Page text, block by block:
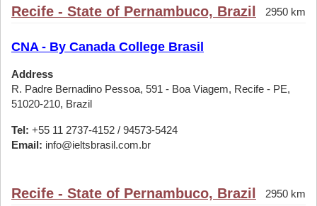
Recife - State of Pernambuco, Brazil 2950 km
CNA - By Canada College Brasil
Address
R. Padre Bernadino Pessoa, 591 - Boa Viagem, Recife - PE,
51020-210, Brazil
Tel: +55 11 2737-4152 / 94573-5424
Email: info@ieltsbrasil.com.br
Recife - State of Pernambuco, Brazil 2950 km